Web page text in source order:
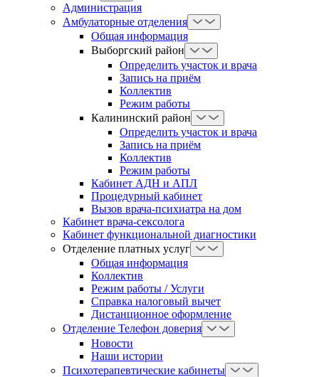
Администрация
Амбулаторные отделения
Общая информация
Выборгский район
Определить участок и врача
Запись на приём
Коллектив
Режим работы
Калининский район
Определить участок и врача
Запись на приём
Коллектив
Режим работы
Кабинет АДН и АПЛ
Процедурный кабинет
Вызов врача-психиатра на дом
Кабинет врача-сексолога
Кабинет функциональной диагностики
Отделение платных услуг
Общая информация
Коллектив
Режим работы / Услуги
Справка налоговый вычет
Дистанционное оформление
Отделение Телефон доверия
Новости
Наши истории
Психотерапевтические кабинеты